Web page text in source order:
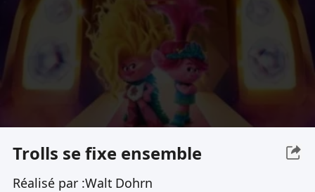
Français
Deutsch
Русский
العربية
हिन्दी
Trolls se fixe ensemble
Réalisé par :Walt Dohrn